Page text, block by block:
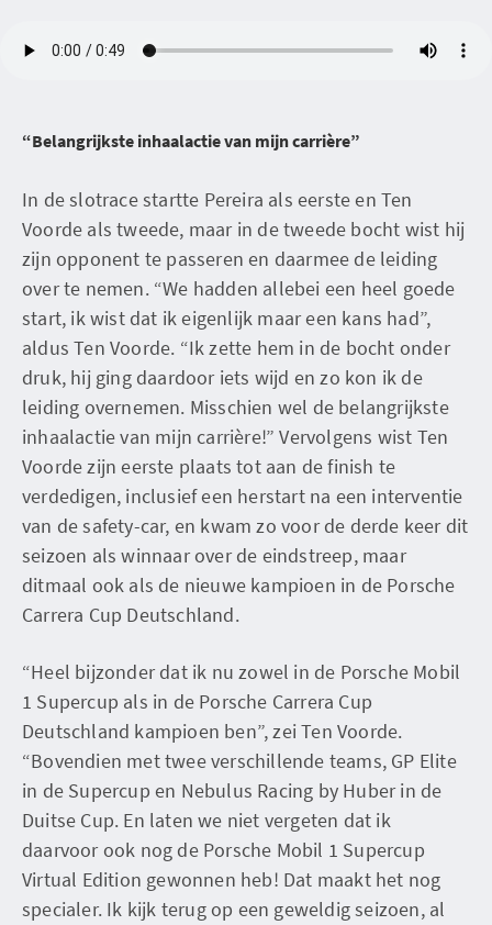
“Belangrijkste inhaalactie van mijn carrière”
In de slotrace startte Pereira als eerste en Ten
Voorde als tweede, maar in de tweede bocht wist hij
zijn opponent te passeren en daarmee de leiding
over te nemen. “We hadden allebei een heel goede
start, ik wist dat ik eigenlijk maar een kans had”,
aldus Ten Voorde. “Ik zette hem in de bocht onder
druk, hij ging daardoor iets wijd en zo kon ik de
leiding overnemen. Misschien wel de belangrijkste
inhaalactie van mijn carrière!” Vervolgens wist Ten
Voorde zijn eerste plaats tot aan de finish te
verdedigen, inclusief een herstart na een interventie
van de safety-car, en kwam zo voor de derde keer dit
seizoen als winnaar over de eindstreep, maar
ditmaal ook als de nieuwe kampioen in de Porsche
Carrera Cup Deutschland.
“Heel bijzonder dat ik nu zowel in de Porsche Mobil
1 Supercup als in de Porsche Carrera Cup
Deutschland kampioen ben”, zei Ten Voorde.
“Bovendien met twee verschillende teams, GP Elite
in de Supercup en Nebulus Racing by Huber in de
Duitse Cup. En laten we niet vergeten dat ik
daarvoor ook nog de Porsche Mobil 1 Supercup
Virtual Edition gewonnen heb! Dat maakt het nog
specialer. Ik kijk terug op een geweldig seizoen, al